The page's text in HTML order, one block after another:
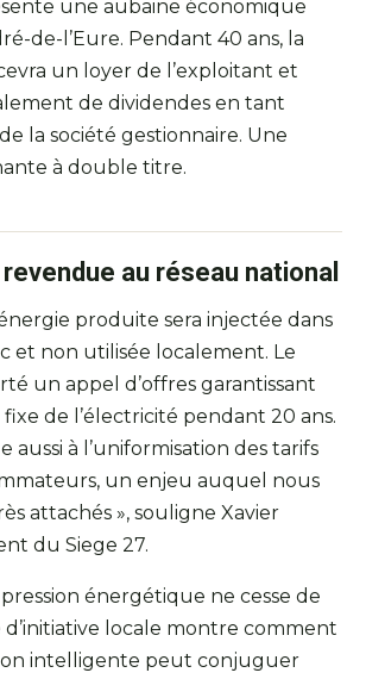
une aubaine économique
de-l’Eure. Pendant 40 ans, la
un loyer de l’exploitant et
de dividendes en tant
la société gestionnaire. Une
à double titre.
au réseau national
produite sera injectée dans
et non utilisée localement. Le
un appel d’offres garantissant
fixe de l’électricité pendant 20 ans.
aussi à l’uniformisation des tarifs
un enjeu auquel nous
attachés », souligne Xavier
du Siege 27.
énergétique ne cesse de
locale montre comment
intelligente peut conjuguer